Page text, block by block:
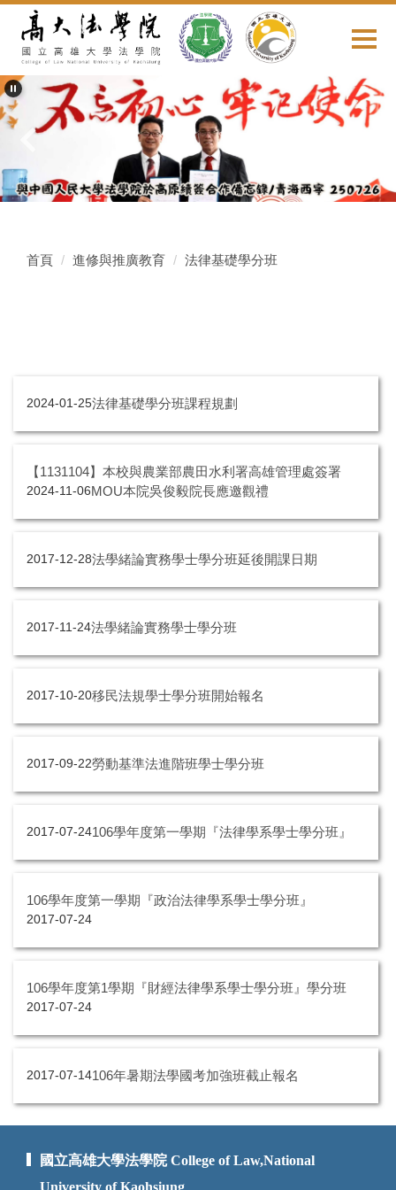
要
內
容
區
首頁 進修與推廣教育 法律基礎學分班
法律基礎學分班課程規劃
2024-01-25
【1131104】本校與農業部農田水利署高雄管理處簽署
MOU本院吳俊毅院長應邀觀禮
2024-11-06
法學緒論實務學士學分班延後開課日期
2017-12-28
法學緒論實務學士學分班
2017-11-24
移民法規學士學分班開始報名
2017-10-20
勞動基準法進階班學士學分班
2017-09-22
106學年度第一學期『法律學系學士學分班』
2017-07-24
106學年度第一學期『政治法律學系學士學分班』
2017-07-24
106學年度第1學期『財經法律學系學士學分班』學分班
2017-07-24
106年暑期法學國考加強班截止報名
2017-07-14
國立高雄大學法學院 College of Law,National
University of Kaohsiung